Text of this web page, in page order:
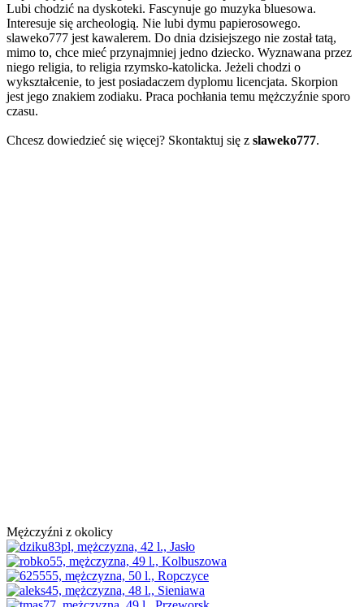
Lubi chodzić na dyskoteki. Fascynuje go muzyka bluesowa.
Interesuje się archeologią. Nie lubi dymu papierosowego.
slaweko777 jest kawalerem. Do dnia dzisiejszego nie został tatą,
mimo to, chce mieć przynajmniej jedno dziecko. Wyznawana przez
niego religia, to religia rzymsko-katolicka. Jeżeli chodzi o
wykształcenie, to jest posiadaczem dyplomu licencjata. Skorpion
jest jego znakiem zodiaku. Praca pochłania temu mężczyźnie sporo
czasu.
Chcesz dowiedzieć się więcej? Skontaktuj się z slaweko777.
Mężczyźni z okolicy